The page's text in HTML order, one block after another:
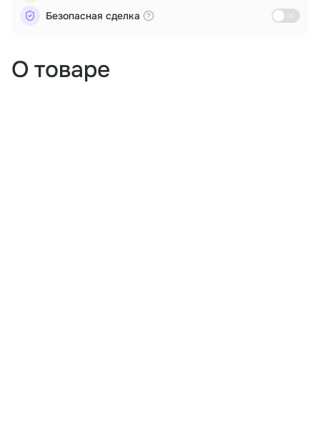
О товаре
Безопасная сделка